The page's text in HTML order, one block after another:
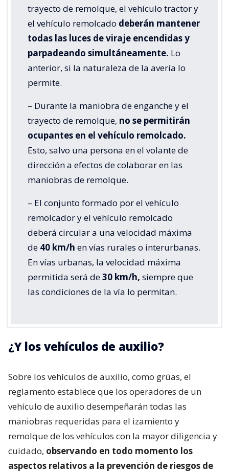
trayecto de remolque, el vehículo tractor y
el vehículo remolcado deberán mantener
todas las luces de viraje encendidas y
parpadeando simultáneamente. Lo
anterior, si la naturaleza de la avería lo
permite.
– Durante la maniobra de enganche y el
trayecto de remolque, no se permitirán
ocupantes en el vehículo remolcado.
Esto, salvo una persona en el volante de
dirección a efectos de colaborar en las
maniobras de remolque.
– El conjunto formado por el vehículo
remolcador y el vehículo remolcado
deberá circular a una velocidad máxima
de 40 km/h en vías rurales o interurbanas.
En vías urbanas, la velocidad máxima
permitida será de30 km/h, siempre que
las condiciones de la vía lo permitan.
¿Y los vehículos de auxilio?
Sobre los vehículos de auxilio, como grúas, el
reglamento establece que los operadores de un
vehículo de auxilio desempeñarán todas las
maniobras requeridas para el izamiento y
remolque de los vehículos con la mayor diligencia y
cuidado, observando en todo momento los
aspectos relativos a la prevención de riesgos de